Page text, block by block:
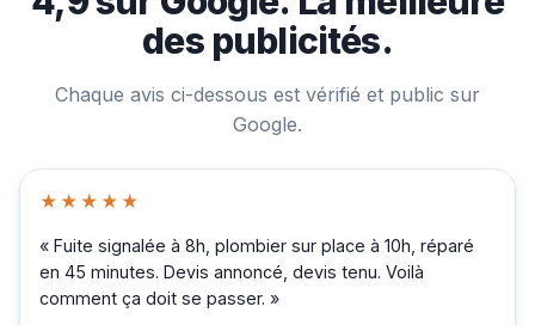
des publicités.
Chaque avis ci-dessous est vérifié et public sur
Google.
★★★★★
« Fuite signalée à 8h, plombier sur place à 10h, réparé
en 45 minutes. Devis annoncé, devis tenu. Voilà
comment ça doit se passer. »